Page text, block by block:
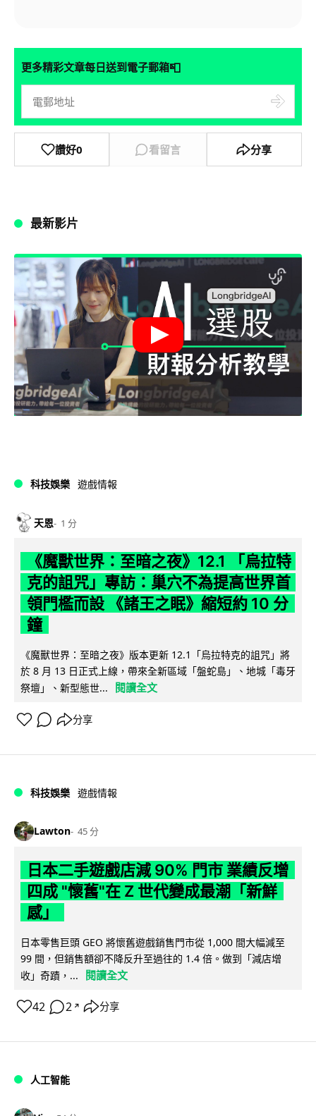
更多精彩文章每日送到電子郵箱📮
讚好0 看留言 分享
最新影片
科技娛樂 遊戲情報
天恩 1 分
《魔獸世界：至暗之夜》12.1 「烏拉特
克的詛咒」專訪：巢穴不為提高世界首
領門檻而設 《諸王之眠》縮短約 10 分
鐘
《魔獸世界：至暗之夜》版本更新 12.1「烏拉特克的詛咒」將
於 8 月 13 日正式上線，帶來全新區域「盤蛇島」、地城「毒牙
祭壇」、新型態世...
閱讀全文
分享
科技娛樂 遊戲情報
Lawton 45 分
日本二手遊戲店減 90% 門市 業績反增
四成 "懷舊"在 Z 世代變成最潮「新鮮
感」
日本零售巨頭 GEO 將懷舊遊戲銷售門市從 1,000 間大幅減至
99 間，但銷售額卻不降反升至過往的 1.4 倍。做到「減店增
收」奇蹟，...
閱讀全文
42 2 ↗ 分享
人工智能